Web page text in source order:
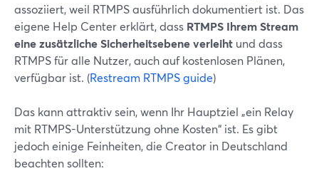
assoziiert, weil RTMPS ausführlich dokumentiert ist. Das
eigene Help Center erklärt, dass RTMPS Ihrem Stream
eine zusätzliche Sicherheitsebene verleiht und dass
RTMPS für alle Nutzer, auch auf kostenlosen Plänen,
verfügbar ist. (Restream RTMPS guide)
Das kann attraktiv sein, wenn Ihr Hauptziel „ein Relay
mit RTMPS-Unterstützung ohne Kosten“ ist. Es gibt
jedoch einige Feinheiten, die Creator in Deutschland
beachten sollten: